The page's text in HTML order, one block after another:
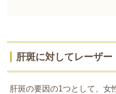
肝斑に対してレーザ
肝斑の要因の1つとして、女